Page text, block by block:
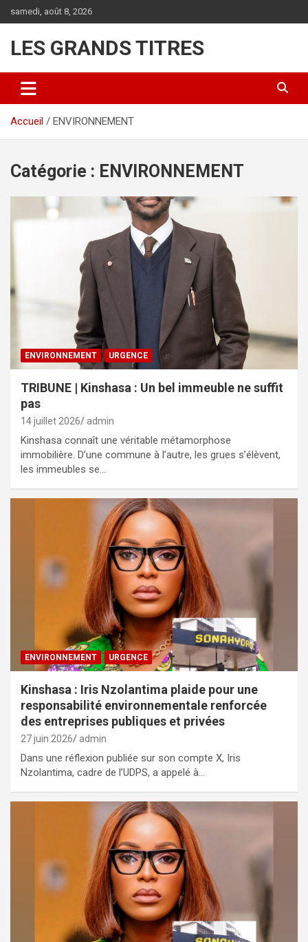
au
samedi, août 8, 2026
LES GRANDS TITRES
Accueil ENVIRONNEMENT
Catégorie : ENVIRONNEMENT
ENVIRONNEMENT URGENCE
TRIBUNE | Kinshasa : Un bel immeuble ne suffit
pas
14 juillet 2026 admin
Kinshasa connaît une véritable métamorphose
immobilière. D’une commune à l’autre, les grues s’élèvent,
les immeubles se…
ENVIRONNEMENT URGENCE
Kinshasa : Iris Nzolantima plaide pour une
responsabilité environnementale renforcée
des entreprises publiques et privées
27 juin 2026 admin
Dans une réflexion publiée sur son compte X, Iris
Nzolantima, cadre de l’UDPS, a appelé à…